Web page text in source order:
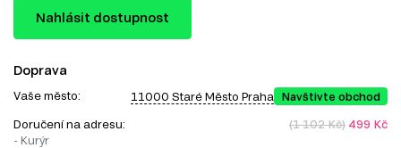
Nahlásit dostupnost
Doprava
Vaše město: 11000 Staré Město Praha Navštivte obchod
Doručení na adresu:
- Kurýr
(1 102 Kč) 499 Kč